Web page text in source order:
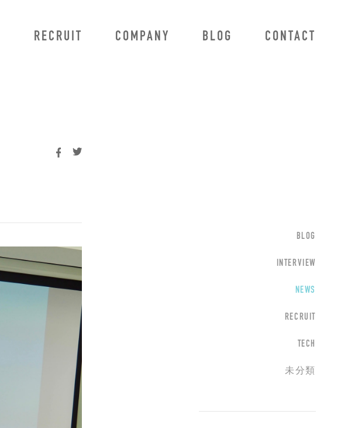
RECRUIT COMPANY BLOG CONTACT
BLOG
INTERVIEW
NEWS
RECRUIT
TECH
未分類